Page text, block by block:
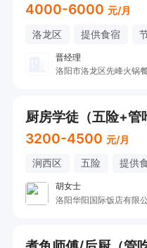
4000-6000 元/月
洛龙区 提供食宿
晋经理
洛阳市洛龙区先峰火锅
厨房学徒（五险+管
3200-4500 元/月
涧西区 五险 提供
胡女士
洛阳华阳国际饭店有限